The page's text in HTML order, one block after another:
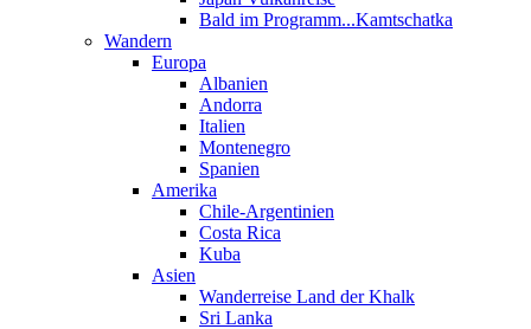
Bald im Programm...Kamtschatka
Wandern
Europa
Albanien
Andorra
Italien
Montenegro
Spanien
Amerika
Chile-Argentinien
Costa Rica
Kuba
Asien
Wanderreise Land der Khalk
Sri Lanka